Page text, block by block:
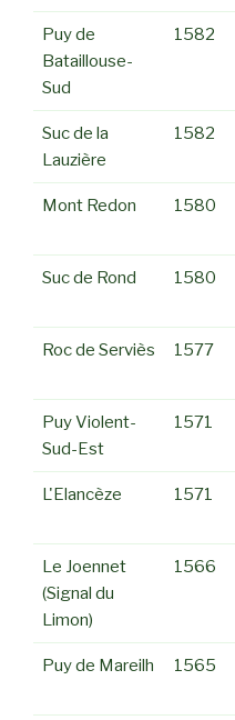
Puy de
Bataillouse-
Sud
1582
Suc de la
Lauzière
1582
Mont Redon 1580
Suc de Rond 1580
Roc de Serviès 1577
Puy Violent-
Sud-Est
1571
L'Elancèze 1571
Le Joennet
(Signal du
Limon)
1566
Puy de Mareilh 1565